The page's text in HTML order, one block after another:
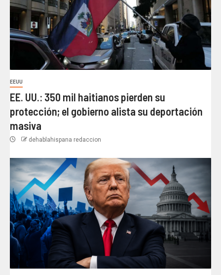
EEUU
EE. UU.: 350 mil haitianos pierden su
protección; el gobierno alista su deportación
masiva
dehablahispana redaccion